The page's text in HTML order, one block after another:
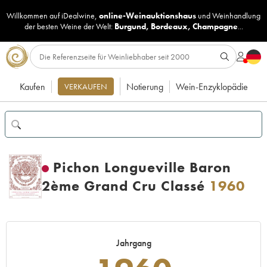
Willkommen auf iDealwine, online-Weinauktionshaus undWeinhandlung
der besten Weine der Welt: Burgund, Bordeaux, Champagne...
Kaufen VERKAUFEN Notierung Wein-Enzyklopädie
Pichon Longueville Baron
2ème Grand Cru Classé 1960
Jahrgang